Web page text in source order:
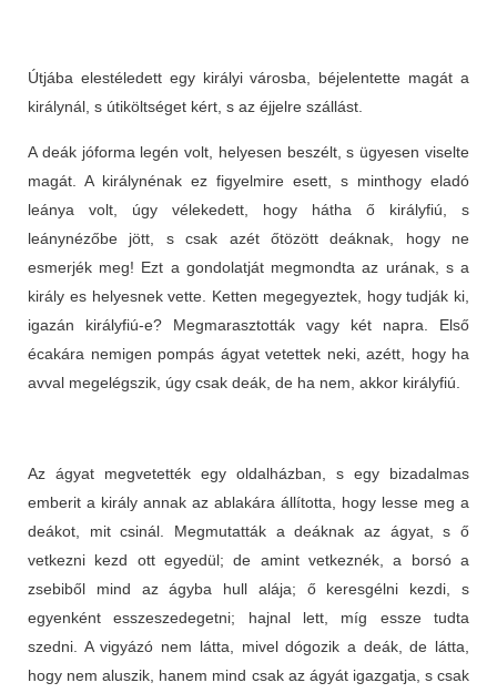
Útjába elestéledett egy királyi városba, béjelentette magát a
királynál, s útiköltséget kért, s az éjjelre szállást.
A deák jóforma legén volt, helyesen beszélt, s ügyesen viselte
magát. A királynénak ez figyelmire esett, s minthogy eladó
leánya volt, úgy vélekedett, hogy hátha ő királyfiú, s
leánynézőbe jött, s csak azét őtözött deáknak, hogy ne
esmerjék meg! Ezt a gondolatját megmondta az urának, s a
király es helyesnek vette. Ketten megegyeztek, hogy tudják ki,
igazán királyfiú-e? Megmarasztották vagy két napra. Első
écakára nemigen pompás ágyat vetettek neki, azétt, hogy ha
avval megelégszik, úgy csak deák, de ha nem, akkor királyfiú.
Az ágyat megvetették egy oldalházban, s egy bizadalmas
emberit a király annak az ablakára állította, hogy lesse meg a
deákot, mit csinál. Megmutatták a deáknak az ágyat, s ő
vetkezni kezd ott egyedül; de amint vetkeznék, a borsó a
zsebiből mind az ágyba hull alája; ő keresgélni kezdi, s
egyenként esszeszedegetni; hajnal lett, míg essze tudta
szedni. A vigyázó nem látta, mivel dógozik a deák, de látta,
hogy nem aluszik, hanem mind csak az ágyát igazgatja, s csak